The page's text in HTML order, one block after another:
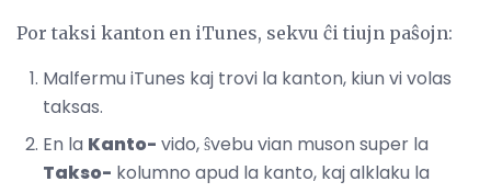
Por taksi kanton en iTunes, sekvu ĉi tiujn paŝojn:
Malfermu iTunes kaj trovi la kanton, kiun vi volas
taksas.
En la Kanto- vido, ŝvebu vian muson super la
Takso- kolumno apud la kanto, kaj alklaku la